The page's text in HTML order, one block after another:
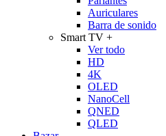
Auriculares
Barra de sonido
Smart TV +
Ver todo
HD
4K
OLED
NanoCell
QNED
QLED